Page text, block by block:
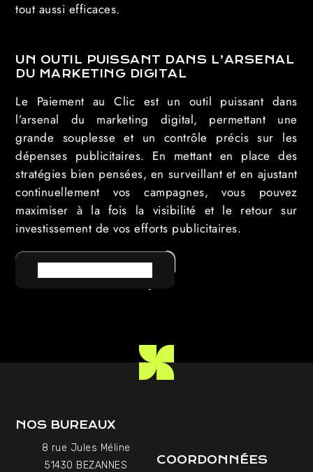
tout aussi efficaces.
UN OUTIL PUISSANT DANS L’ARSENAL
DU MARKETING DIGITAL
Le Paiement au Clic est un outil puissant dans
l’arsenal du marketing digital, permettant une
grande souplesse et un contrôle précis sur les
dépenses publicitaires. En mettant en place des
stratégies bien pensées, en surveillant et en ajustant
continuellement vos campagnes, vous pouvez
maximiser à la fois la visibilité et le retour sur
investissement de vos efforts publicitaires.
NOS BUREAUX
8 rue Jules Méline
51430 BEZANNES
COORDONNÉES